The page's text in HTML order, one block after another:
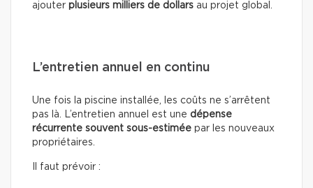
ajouter plusieurs milliers de dollars au projet global.
L’entretien annuel en continu
Une fois la piscine installée, les coûts ne s’arrêtent
pas là. L’entretien annuel est une dépense
récurrente souvent sous-estimée par les nouveaux
propriétaires.
Il faut prévoir :